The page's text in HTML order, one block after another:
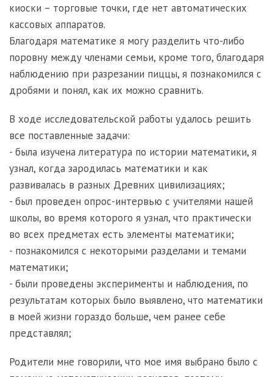
киоски – торговые точки, где нет автоматических
кассовых аппаратов.
Благодаря математике я могу разделить что-либо
поровну между членами семьи, кроме того, благодаря
наблюдению при разрезании пиццы, я познакомился с
дробями и понял, как их можно сравнить.
В ходе исследовательской работы удалось решить
все поставленные задачи:
- была изучена литература по истории математики, я
узнал, когда зародилась математики и как
развивалась в разных Древних цивилизациях;
- был проведен опрос-интервью с учителями нашей
школы, во время которого я узнал, что практически
во всех предметах есть элементы математики;
- познакомился с некоторыми разделами и темами
математики;
- были проведены эксперименты и наблюдения, по
результатам которых было выявлено, что математики
в моей жизни гораздо больше, чем ранее себе
представлял;
Родители мне говорили, что мое имя выбрано было с